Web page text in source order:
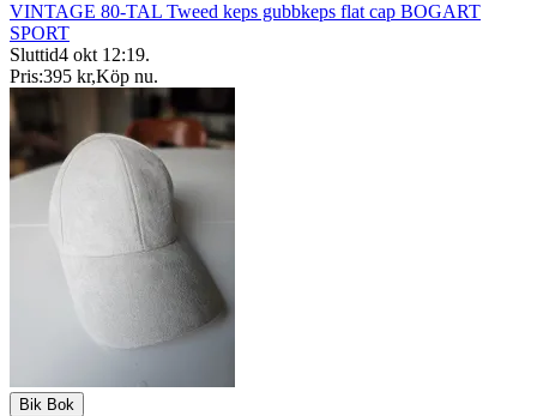
VINTAGE 80-TAL Tweed keps gubbkeps flat cap BOGART
SPORT
Sluttid4 okt 12:19.
Pris:395 kr,Köp nu.
Bik Bok